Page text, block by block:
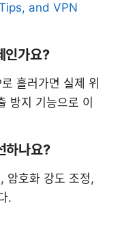
and VPN
인가요?
흘러가면 실제 위
방지 기능으로 이
하나요?
암호화 강도 조정,
.